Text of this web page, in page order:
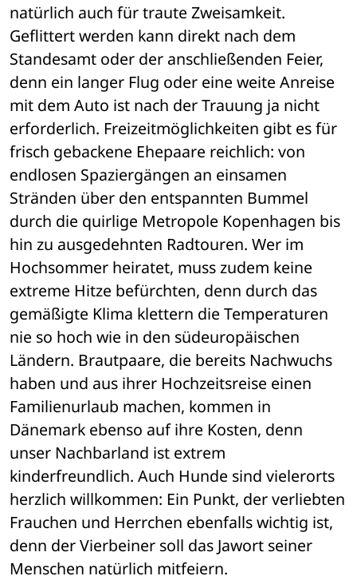
natürlich auch für traute Zweisamkeit.
Geflittert werden kann direkt nach dem
Standesamt oder der anschließenden Feier,
denn ein langer Flug oder eine weite Anreise
mit dem Auto ist nach der Trauung ja nicht
erforderlich. Freizeitmöglichkeiten gibt es für
frisch gebackene Ehepaare reichlich: von
endlosen Spaziergängen an einsamen
Stränden über den entspannten Bummel
durch die quirlige Metropole Kopenhagen bis
hin zu ausgedehnten Radtouren. Wer im
Hochsommer heiratet, muss zudem keine
extreme Hitze befürchten, denn durch das
gemäßigte Klima klettern die Temperaturen
nie so hoch wie in den südeuropäischen
Ländern. Brautpaare, die bereits Nachwuchs
haben und aus ihrer Hochzeitsreise einen
Familienurlaub machen, kommen in
Dänemark ebenso auf ihre Kosten, denn
unser Nachbarland ist extrem
kinderfreundlich. Auch Hunde sind vielerorts
herzlich willkommen: Ein Punkt, der verliebten
Frauchen und Herrchen ebenfalls wichtig ist,
denn der Vierbeiner soll das Jawort seiner
Menschen natürlich mitfeiern.